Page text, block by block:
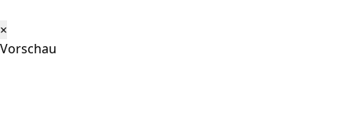
×
Vorschau